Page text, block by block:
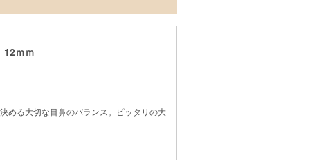
ｍｍ
める大切な目鼻のバランス。ピッタリの大